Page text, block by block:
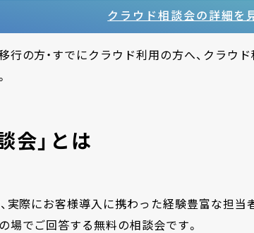
クラウド相談会の詳細を
行の方・すでにクラウド利用の方へ、クラウ
会」とは
、実際にお客様導入に携わった経験豊富な担当
場でご回答する無料の相談会です。